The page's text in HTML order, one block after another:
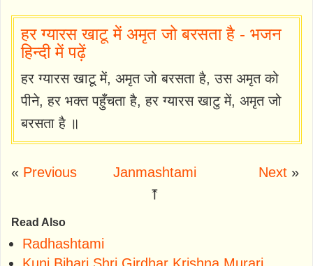
हर ग्यारस खाटू में अमृत जो बरसता है - भजन
हिन्दी में पढ़ें
हर ग्यारस खाटू में, अमृत जो बरसता है, उस अमृत को
पीने, हर भक्त पहुँचता है, हर ग्यारस खाटु में, अमृत जो
बरसता है ॥
« Previous
Janmashtami
⤒
Next»
Read Also
Radhashtami
Kunj Bihari Shri Girdhar Krishna Murari